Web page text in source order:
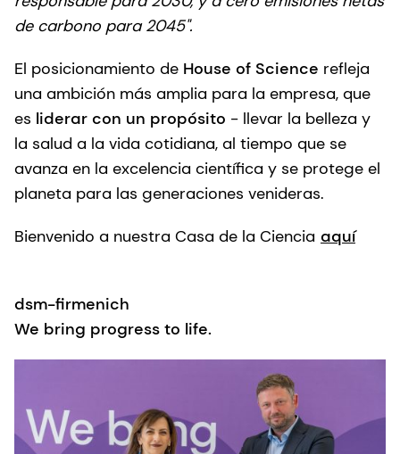
de carbono para 2045".
El posicionamiento de House of Science refleja
una ambición más amplia para la empresa, que
es liderar con un propósito - llevar la belleza y
la salud a la vida cotidiana, al tiempo que se
avanza en la excelencia científica y se protege el
planeta para las generaciones venideras.
Bienvenido a nuestra Casa de la Ciencia aquí
dsm-firmenich
We bring progress to life.